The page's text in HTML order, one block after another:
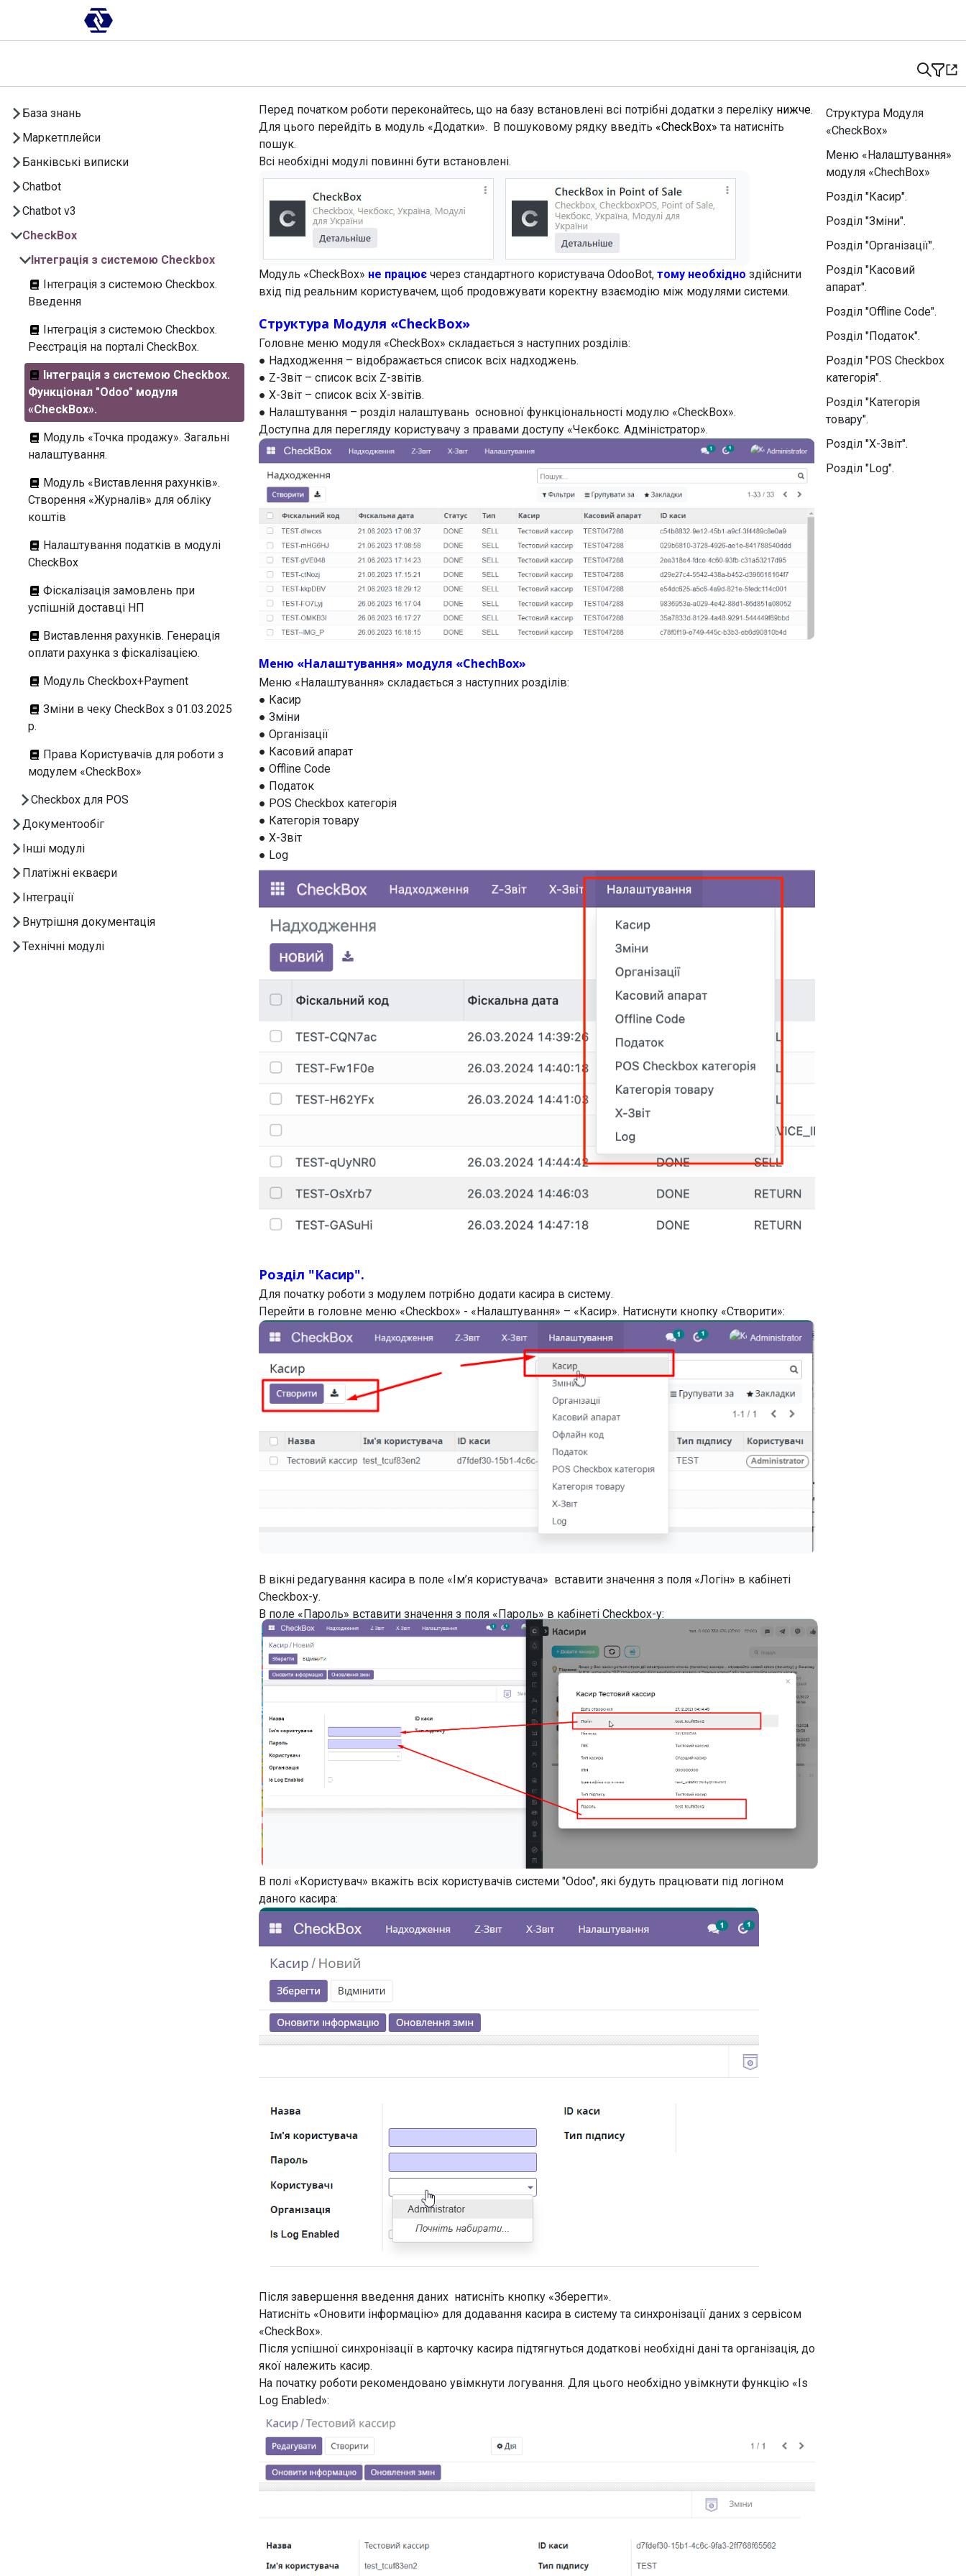
База знань
Маркетплейси
Банківські виписки
Chatbot
Chatbot v3
CheckBox
Інтеграція з системою Checkbox
Інтеграція з системою Checkbox.
Введення
Інтеграція з системою Checkbox.
Реєстрація на порталі CheckBox.
Інтеграція з системою Checkbox.
Функціонал "Odoo" модуля
«CheckBox».
Модуль «Точка продажу». Загальні
налаштування.
Модуль «Виставлення рахунків».
Створення «Журналів» для обліку
коштів
Налаштування податків в модулі
CheckBox
Фіскалізація замовлень при
успішній доставці НП
Виставлення рахунків. Генерація
оплати рахунка з фіскалізацією.
Модуль Checkbox+Payment
Зміни в чеку CheckBox з 01.03.2025
р.
Права Користувачів для роботи з
модулем «CheckBox»
Checkbox для POS
Документообіг
Інші модулі
Платіжні екваєри
Інтеграції
Внутрішня документація
Технічні модулі
Перед початком роботи переконайтесь, що на базу встановлені всі потрібні додатки з переліку нижче.
Для цього перейдіть в модуль «Додатки». В пошуковому рядку введіть «CheckBox» та натисніть
пошук.
Всі необхідні модулі повинні бути встановлені.
Модуль «CheckBox» не працює через стандартного користувача OdooBot, тому необхідно здійснити
вхід під реальним користувачем, щоб продовжувати коректну взаємодію між модулями системи.
Структура Модуля «CheckBox»
Головне меню модуля «CheckBox» складається з наступних розділів:
● Надходження – відображається список всіх надходжень.
● Z-Звіт – список всіх Z-звітів.
● X-Звіт – список всіх X-звітів.
● Налаштування – розділ налаштувань основної функціональності модулю «CheckBox».
Доступна для перегляду користувачу з правами доступу «Чекбокс. Адміністратор».
Меню «Налаштування» модуля «ChechBox»
Меню «Налаштування» складається з наступних розділів:
● Касир
● Зміни
● Організації
● Касовий апарат
● Offline Code
● Податок
● POS Checkbox категорія
● Категорія товару
● X-Звіт
● Log
Розділ "Касир".
Для початку роботи з модулем потрібно додати касира в систему.
Перейти в головне меню «Checkbox» - «Налаштування» – «Касир». Натиснути кнопку «Створити»:
В вікні редагування касира в поле «Ім’я користувача» вставити значення з поля «Логін» в кабінеті
Checkbox-у.
В поле «Пароль» вставити значення з поля «Пароль» в кабінеті Checkbox-у:
В полі «Користувач» вкажіть всіх користувачів системи "Odoo", які будуть працювати під логіном
даного касира:
Після завершення введення даних натисніть кнопку «Зберегти».
Натисніть «Оновити інформацію» для додавання касира в систему та синхронізації даних з сервісом
«CheckBox».
Після успішної синхронізації в карточку касира підтягнуться додаткові необхідні дані та організація, до
якої належить касир.
На початку роботи рекомендовано увімкнути логування. Для цього необхідно увімкнути функцію «Is
Log Enabled»:
Структура Модуля
«CheckBox»
Меню «Налаштування»
модуля «ChechBox»
Розділ "Касир".
Розділ "Зміни".
Розділ "Організації".
Розділ "Касовий
апарат".
Розділ "Offline Code".
Розділ "Податок".
Розділ "POS Checkbox
категорія".
Розділ "Категорія
товару".
Розділ "X-Звіт".
Розділ "Log".